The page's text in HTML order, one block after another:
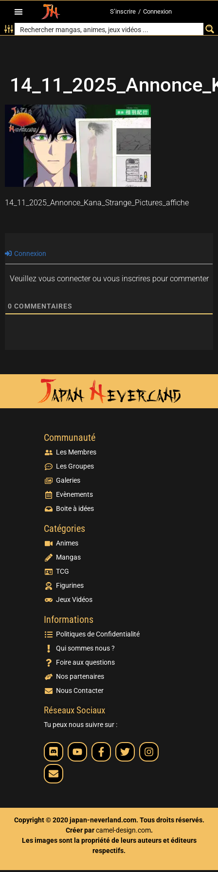
S’inscrire / Connexion
14_11_2025_Annonce_Kana_Strange_Pictures_affiche
Connexion
Veuillez vous connecter ou vous inscrires pour commenter
0 COMMENTAIRES
Communauté
Les Membres
Les Groupes
Galeries
Evènements
Boite à idées
Catégories
Animes
Mangas
TCG
Figurines
Jeux Vidéos
Informations
Politiques de Confidentialité
Qui sommes nous ?
Foire aux questions
Nos partenaires
Nous Contacter
Réseaux Sociaux
Tu peux nous suivre sur :
Copyright © 2020 japan-neverland.com. Tous droits réservés.
Créer parcamel-design.com.
Les images sont la propriété de leurs auteurs et éditeurs
respectifs.